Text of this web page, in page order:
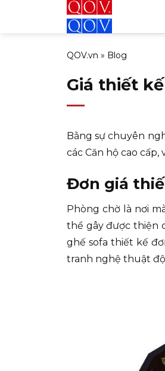
QOV.vn » Blog
Giá thiết
Bằng sự chuyên
các Căn hộ cao
Đơn giá
Phòng chờ là nơi
thể gây được thiện
ghế sofa thiết kế
tranh nghệ thuật